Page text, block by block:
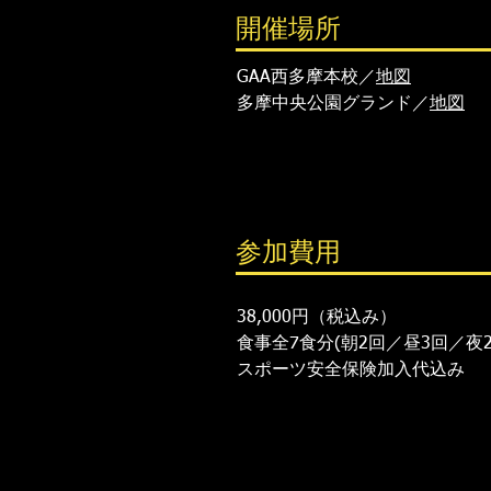
開催場所
GAA西多摩本校／地図
多摩中央公園グランド／地図
参加費用
38,000円（税込み）​
食事全7食分(朝2回／昼3回／夜
​スポーツ安全保険加入代込み